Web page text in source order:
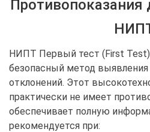
Противопоказания
НИПТ Первый тест (First
безопасный метод
отклонений. Этот
практически не имеет
обеспечивает полную
рекомендуется при: